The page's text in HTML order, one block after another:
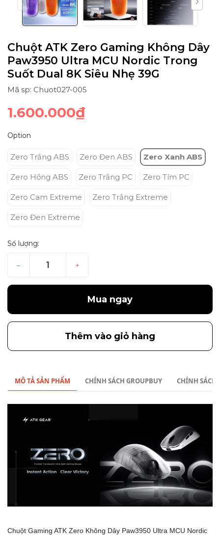
Chuột ATK Zero Gaming Không Dây
Paw3950 Ultra MCU Nordic Trong
Suốt Dual 8K Siêu Nhẹ 39G
Mã sp: Chuot027-005
1.600.000₫
Option
Zero Trắng ABS Zero Đen ABS Zero Xanh ABS
Zero Hồng ABS Zero Trắng PC Zero Tím PC
Zero Cam Extreme Zero Trắng Extreme
Zero Đen Extreme
Số lượng:
– +
Mua ngay
Thêm vào giỏ hàng
MÔ TẢ SẢN PHẨM CHÍNH SÁCH GROUPBUY CHÍNH SÁCH
Chuột Gaming ATK Zero Không Dây Paw3950 Ultra MCU Nordic